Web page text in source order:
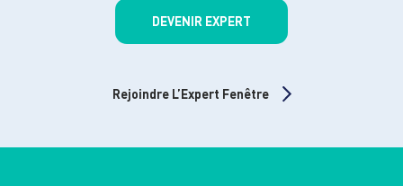
DEVENIR EXPERT
Rejoindre L’Expert Fenêtre